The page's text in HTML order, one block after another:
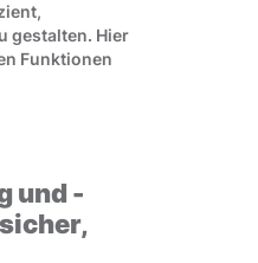
gestalten. Hier
Funktionen
und -